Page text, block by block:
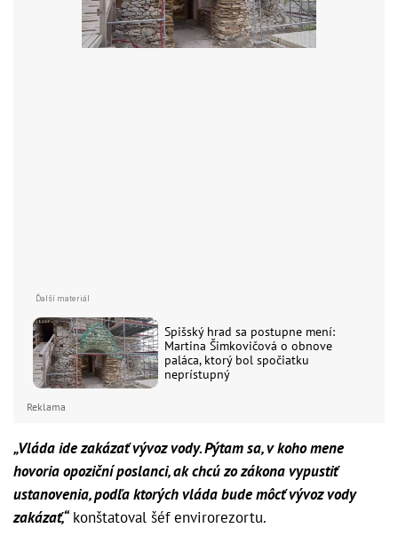
Spišský hrad sa postupne mení:
Martina Šimkovičová o obnove
paláca, ktorý bol spočiatku
neprístupný
Reklama
„Vláda ide zakázať vývoz vody. Pýtam sa, v koho mene
hovoria opoziční poslanci, ak chcú zo zákona vypustiť
ustanovenia, podľa ktorých vláda bude môcť vývoz vody
zakázať,“konštatoval šéf envirorezortu.